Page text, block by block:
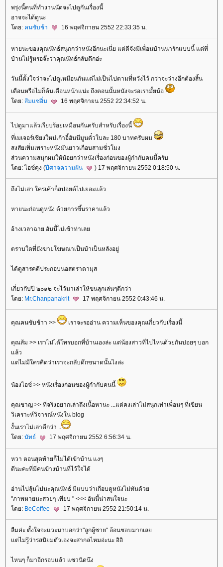
พรุ่งนี้คนที่ทำงานนัดจะไปดูกันเรื่องนี้
อาจจะได้ดูนะ
ดย: คนขับช้า 16 พฤศจิกายน 2552 22:33:35 น.
หายนะของคุณนัทธ์สนุกกว่าหนังอีกนะเนี่ย แต่ดีจังมีเพื่อนบ้านน่ารักแบบนี้ แต่ที่
บ้านไม่รู้หรอจ๊ะว่าคุณนัทธ์กลับดึกอ่ะ
วันนี้ตั้งใจว่าจะไปดูเหมือนกันแต่ไม่เป็นไปตามที่หวังไว้ กว่าจะว่างอีกต้องสิ้น
เดือนหรือไม่ก็ต้นเดือนหน้าแน่ะ ถึงตอนนั้นหนังจะรอเรามั้ยน้อ
ดย: ส้มแช่อิ่ม 16 พฤศจิกายน 2552 22:34:52 น.
ไปดูมาแล้วเรียบร้อยเหมือนกันครับสำหรับเรื่องนี้
ที่เมเจอร์เชียงใหม่เก้าอี้ฮันนีมูนตั๋วใบละ 180 บาทครับผม
สงสัยเพิ่มเพราะหนังมันยาวเกือบสามชั่วโมง
ส่วนความสนุกผมให้น้อยกว่าหนังเรื่องก่อนของผู้กำกับคนนี้ครับ
ดย: ไอซ์คุง (ปีศาจความฝัน ) 17 พฤศจิกายน 2552 0:18:50 น.
ถึงไม่เล่า ใครเค้าก็สปอยด์ไปเยอะแล้ว
หายนะก่อนดูหนัง ด้วยการขึ้นราคาแล้ว
อ้างเวลาฉาย อันนี้ไม่เข้าท่าเล
ตราบใดที่ยังขายโฆษณาเป็นบ้าเป็นหลังอยู่
ได้ดูสารคดีประกอบนอสตราดามุส
เกี่ยวกับปี ๒๐๑๒ จะไว้มาเล่าให้ขนลุกเล่นๆดีกว่า
ดย: Mr.Chanpanakrit 17 พฤศจิกายน 2552 0:43:46 น.
คุณคนขับช้าา >> เราจะรออ่าน ความเห็นของคุณเกี่ยวกับเรื่องนี้
คุณส้ม >> เราไม่ได้โทรบอกที่บ้านเองล่ะ แต่น้องสาวที่ไปไหนด้วยกันบ่อยๆ บอก
ล้ว
ต่ไม่มีใครคิดว่าเราจะกลับดึกขนาดนั้นไงล่ะ
น้องไอซ์ >> หนังเรื่องก่อนของผู้กำกับคนนี้
คุณชาญ >> ที่จริงอยากเล่าถึงเนื้อหานะ ...แต่คงเล่าไม่สนุกเท่าเพื่อนๆ ที่เขียน
วิเคราะห์วิจารณ์หนังใน blog
งั้นเราไม่เล่าดีกว่า ..
ดย: นัทธ์ 17 พฤศจิกายน 2552 6:56:34 น.
หวา ตอนสุดท้ายก็ไม่ได้เข้าบ้าน แงๆ
ดีนะคะที่มีคนข้างบ้านที่ไว้ใจได้
อ่านไปลุ้นไปนะคุณนัทธ์ มีแบบว่าเกือบดูหนังไม่ทันด้ว
"ภาพหายนะสวยๆ เพียบ " <<< อันนี้น่าสนใจนะ
ดย: BeCoffee 17 พฤศจิกายน 2552 21:50:14 น.
ลืมค่ะ ตั้งใจจะแวะมาบอกว่า"ลูกผู้ชาย" อ้อนชอบมากเล
ต่ไม่รู้ว่ารสนิยมตัวเองจะสากลไหมอ่ะนะ อิอิ
ไหนๆ ก็มาอีกรอบแล้ว แซวนิดนึง